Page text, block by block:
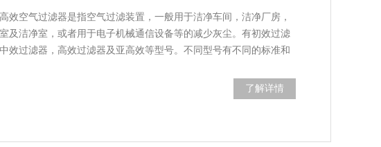
效空气过滤器是指空气过滤装置，一般用于洁净车间，洁净厂房，
及洁净室，或者用于电子机械通信设备等的减少灰尘。有初效过滤
效过滤器，高效过滤器及亚高效等型号。不同型号有不同的标准和
了解详情